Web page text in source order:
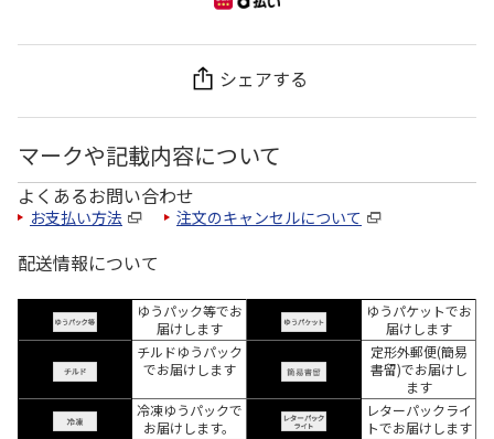
シェアする
マークや記載内容について
よくあるお問い合わせ
お支払い方法 注文のキャンセルについて
配送情報について
ゆうパック等でお
届けします
ゆうパケットでお
届けします
チルドゆうパック
でお届けします
定形外郵便(簡易
書留)でお届けし
ます
冷凍ゆうパックで
お届けします。
レターパックライ
トでお届けします